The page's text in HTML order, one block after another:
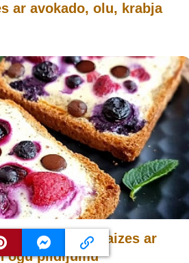
ar avokado, olu, krabja
sviestmaizes ar
ogu pildījumu